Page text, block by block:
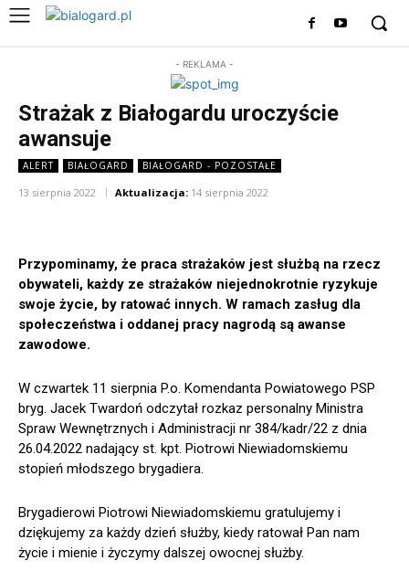
- REKLAMA -
Strażak z Białogardu uroczyście
awansuje
ALERT BIAŁOGARD BIAŁOGARD - POZOSTAŁE
13 sierpnia 2022 Aktualizacja: 14 sierpnia 2022
Przypominamy, że praca strażaków jest służbą na rzecz
obywateli, każdy ze strażaków niejednokrotnie ryzykuje
swoje życie, by ratować innych. W ramach zasług dla
społeczeństwa i oddanej pracy nagrodą są awanse
zawodowe.
W czwartek 11 sierpnia P.o. Komendanta Powiatowego PSP
bryg. Jacek Twardoń odczytał rozkaz personalny Ministra
Spraw Wewnętrznych i Administracji nr 384/kadr/22 z dnia
26.04.2022 nadający st. kpt. Piotrowi Niewiadomskiemu
stopień młodszego brygadiera.
Brygadierowi Piotrowi Niewiadomskiemu gratulujemy i
dziękujemy za każdy dzień służby, kiedy ratował Pan nam
życie i mienie i życzymy dalszej owocnej służby.